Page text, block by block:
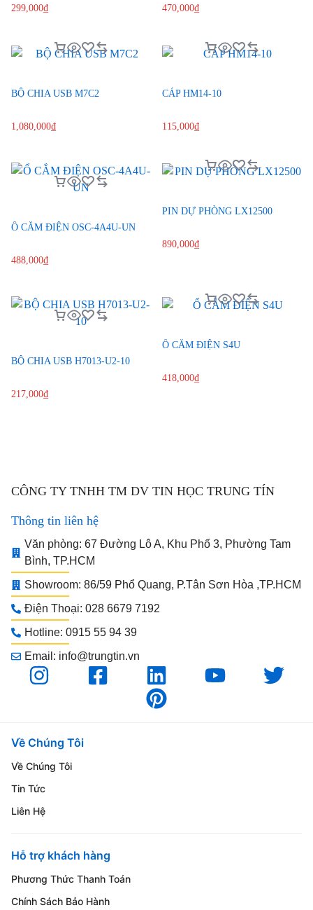
299,000₫ 470,000₫
BỘ CHIA USB M7C2
1,080,000₫
CÁP HM14-10
115,000₫
Ổ CẮM ĐIỆN OSC-4A4U-UN
488,000₫
PIN DỰ PHÒNG LX12500
890,000₫
BỘ CHIA USB H7013-U2-10
217,000₫
Ổ CẮM ĐIỆN S4U
418,000₫
CÔNG TY TNHH TM DV TIN HỌC TRUNG TÍN
Thông tin liên hệ
Văn phòng: 67 Đường Lô A, Khu Phố 3, Phường Tam
Bình, TP.HCM
Showroom: 86/59 Phổ Quang, P.Tân Sơn Hòa ,TP.HCM
Điện Thoại: 028 6679 7192
Hotline: 0915 55 94 39
Email: info@trungtin.vn
Về Chúng Tôi
Về Chúng Tôi
Tin Tức
Liên Hệ
Hỗ trợ khách hàng
Phương Thức Thanh Toán
Chính Sách Bảo Hành